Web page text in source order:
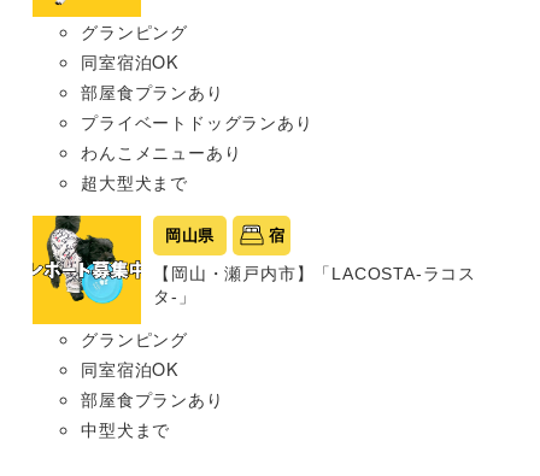
グランピング
同室宿泊OK
部屋食プランあり
プライベートドッグランあり
わんこメニューあり
超大型犬まで
岡山県 宿
【岡山・瀬戸内市】「LACOSTA-ラコス
タ-」
グランピング
同室宿泊OK
部屋食プランあり
中型犬まで